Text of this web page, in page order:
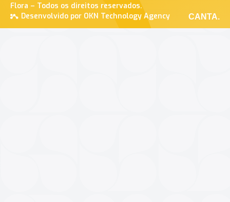
Flora – Todos os direitos reservados.
Desenvolvido por OKN Technology Agency
CANTA.